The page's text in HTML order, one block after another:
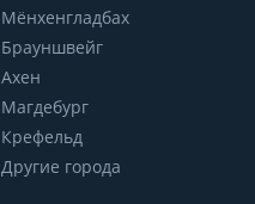
Мёнхенгладбах
Брауншвейг
Ахен
Магдебург
Крефельд
Другие города